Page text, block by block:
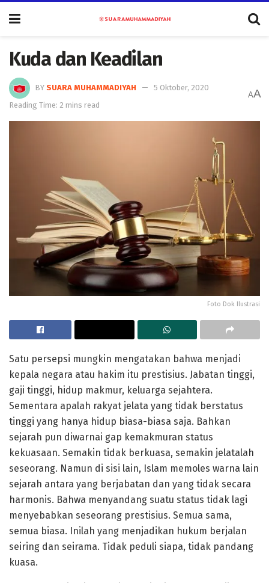
Kuda dan Keadilan
BY SUARA MUHAMMADIYAH
5 Oktober, 2020
Reading Time: 2 mins read
AA
Foto Dok Ilustrasi
Satu persepsi mungkin mengatakan bahwa menjadi
kepala negara atau hakim itu prestisius. Jabatan tinggi,
gaji tinggi, hidup makmur, keluarga sejahtera.
Sementara apalah rakyat jelata yang tidak berstatus
tinggi yang hanya hidup biasa-biasa saja. Bahkan
sejarah pun diwarnai gap kemakmuran status
kekuasaan. Semakin tidak berkuasa, semakin jelatalah
seseorang. Namun di sisi lain, Islam memoles warna lain
sejarah antara yang berjabatan dan yang tidak secara
harmonis. Bahwa menyandang suatu status tidak lagi
menyebabkan seseorang prestisius. Semua sama,
semua biasa. Inilah yang menjadikan hukum berjalan
seiring dan seirama. Tidak peduli siapa, tidak pandang
kuasa.